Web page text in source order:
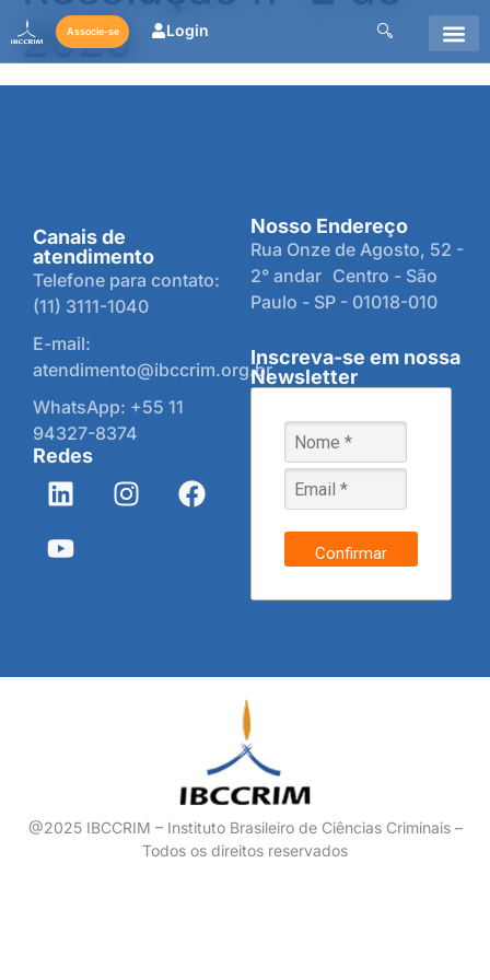
Associe-se Login
2025
Canais de
atendimento
Telefone para contato:
(11) 3111-1040
E-mail:
atendimento@ibccrim.org.br
WhatsApp: +55 11
94327-8374
Redes
Nosso Endereço
Rua Onze de Agosto, 52 -
2° andar Centro - São
Paulo - SP - 01018-010
Inscreva-se em nossa
Newsletter
Confirmar
@2025 IBCCRIM – Instituto Brasileiro de Ciências Criminais –
Todos os direitos reservados